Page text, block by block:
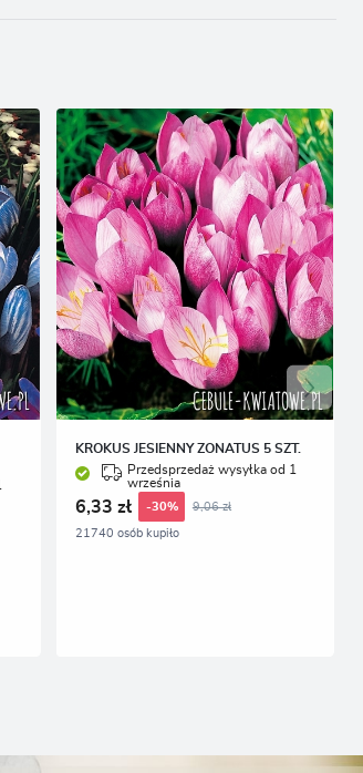
KROKUS JESIENNY ZONATUS 5 SZT.
Przedsprzedaż wysyłka od 1
września
6,33 zł -30% 9,06 zł
21740 osób kupiło